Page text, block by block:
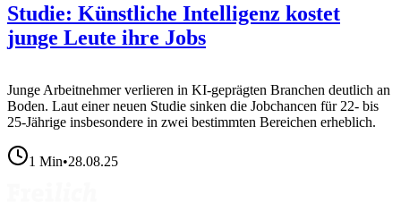
Studie: Künstliche Intelligenz kostet
junge Leute ihre Jobs
Junge Arbeitnehmer verlieren in KI-geprägten Branchen deutlich an
Boden. Laut einer neuen Studie sinken die Jobchancen für 22- bis
25-Jährige insbesondere in zwei bestimmten Bereichen erheblich.
1 Min•28.08.25